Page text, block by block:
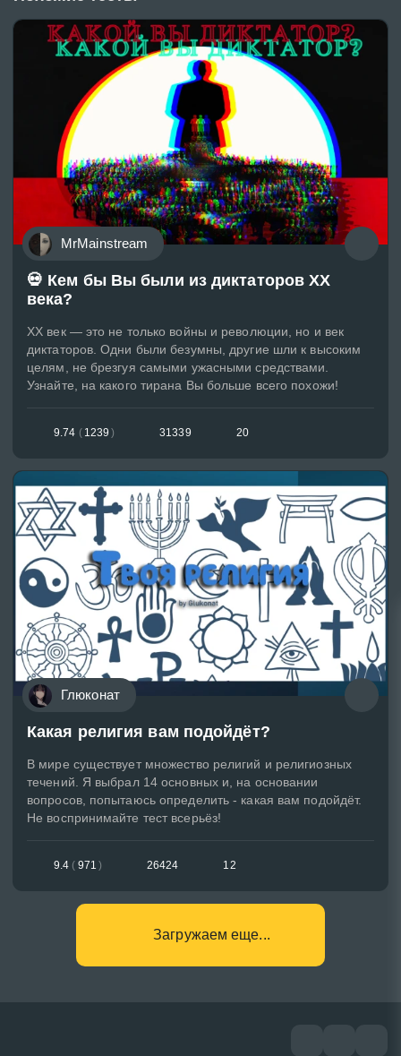
MrMainstream
💀 Кем бы Вы были из диктаторов XX
века?
XX век — это не только войны и революции, но и век
диктаторов. Одни были безумны, другие шли к высоким
целям, не брезгуя самыми ужасными средствами.
Узнайте, на какого тирана Вы больше всего похожи!
9.74 ( 1239 ) 31339 20
Глюконат
Какая религия вам подойдёт?
В мире существует множество религий и религиозных
течений. Я выбрал 14 основных и, на основании
вопросов, попытаюсь определить - какая вам подойдёт.
Не воспринимайте тест всерьёз!
9.4 ( 971 ) 26424 12
Загружаем еще...